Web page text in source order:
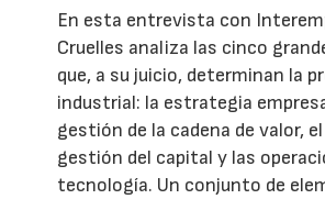
En esta entrevista con
Cruelles analiza las cinco
que, a su juicio, determinan la
industrial: la estrategia
gestión de la cadena de valor,
gestión del capital y las
tecnología. Un conjunto de